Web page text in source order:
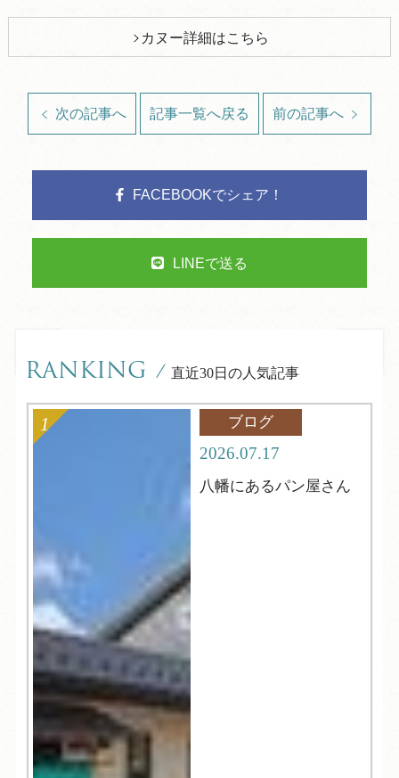
カヌー詳細はこちら
次の記事へ 記事一覧へ戻る 前の記事へ
FACEBOOKでシェア！
LINEで送る
RANKING / 直近30日の人気記事
ブログ
2026.07.17
八幡にあるパン屋さん